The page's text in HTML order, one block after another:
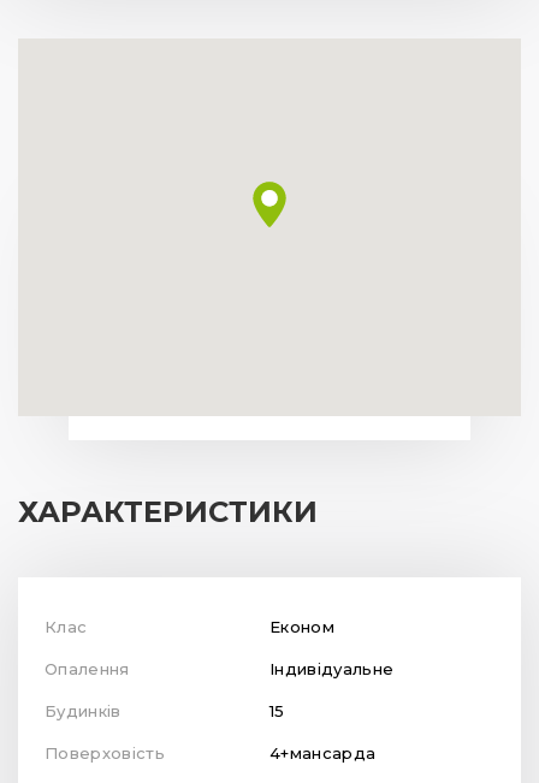
ХАРАКТЕРИСТИКИ
Клас Економ
Опалення Індивідуальне
Будинків 15
Поверховість 4+мансарда